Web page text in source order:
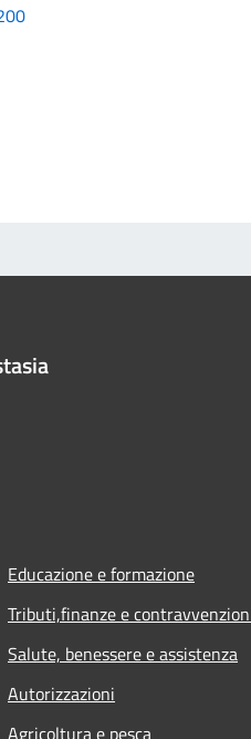
Educazione e formazione
Tributi,finanze e
Salute, benessere e assistenza
Autorizzazioni
Agricoltura e pesca